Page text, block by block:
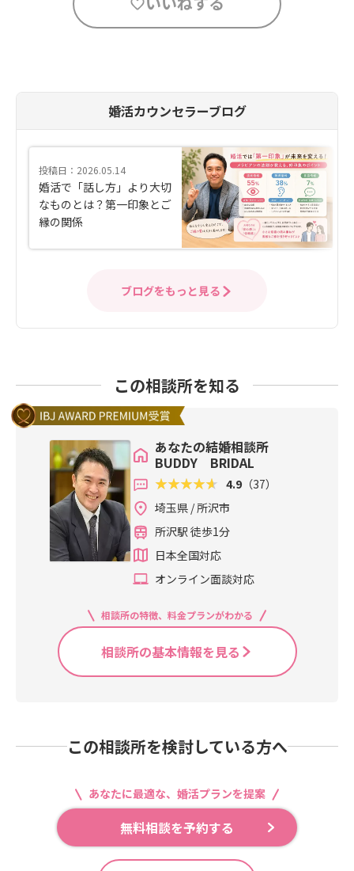
婚活カウンセラーブログ
投稿日：2026.05.14
婚活で「話し方」より大切
なものとは？第一印象とご
縁の関係
ブログをもっと見る
この相談所を知る
あなたの結婚相談所
BUDDY BRIDAL
4.9 （37）
埼玉県 / 所沢市
所沢駅 徒歩1分
日本全国対応
オンライン面談対応
相談所の特徴、料金プランがわかる
相談所の基本情報を見る
この相談所を検討している方へ
あなたに最適な、婚活プランを提案
無料相談を予約する